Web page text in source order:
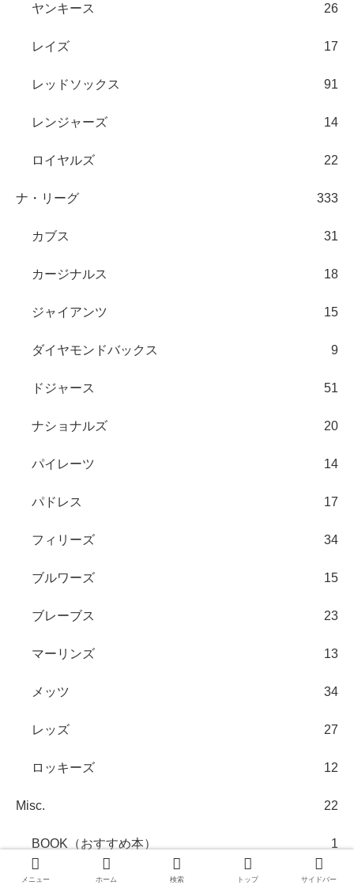
ヤンキース 26
レイズ 17
レッドソックス 91
レンジャーズ 14
ロイヤルズ 22
ナ・リーグ 333
カブス 31
カージナルス 18
ジャイアンツ 15
ダイヤモンドバックス 9
ドジャース 51
ナショナルズ 20
パイレーツ 14
パドレス 17
フィリーズ 34
ブルワーズ 15
ブレーブス 23
マーリンズ 13
メッツ 34
レッズ 27
ロッキーズ 12
Misc. 22
BOOK（おすすめ本） 1
LIFE 2
メニュー ホーム 検索 トップ サイドバー